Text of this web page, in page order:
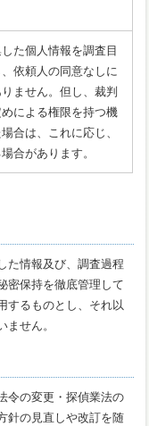
た個人情報を調査目
依頼人の同意なしに
ません。但し、裁判
による権限を持つ機
合は、これに応じ、
合があります。
た情報及び、調査過程
密保持を徹底管理して
するものとし、それ以
せん。
令の変更・探偵業法の
針の見直しや改訂を随